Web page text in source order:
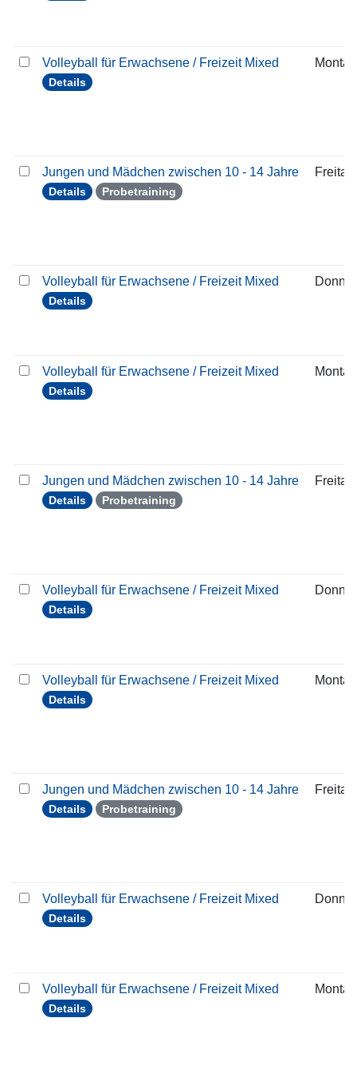
Volleyball für Erwachsene / Freizeit Mixed
Details
Montag
Jungen und Mädchen zwischen 10 - 14 Jahre
Details Probetraining
Freitag
Volleyball für Erwachsene / Freizeit Mixed
Details
Volleyball für Erwachsene / Freizeit Mixed
Details
Montag
Jungen und Mädchen zwischen 10 - 14 Jahre
Details Probetraining
Freitag
Volleyball für Erwachsene / Freizeit Mixed
Details
Volleyball für Erwachsene / Freizeit Mixed
Details
Montag
Jungen und Mädchen zwischen 10 - 14 Jahre
Details Probetraining
Freitag
Volleyball für Erwachsene / Freizeit Mixed
Details
Volleyball für Erwachsene / Freizeit Mixed
Details
Montag